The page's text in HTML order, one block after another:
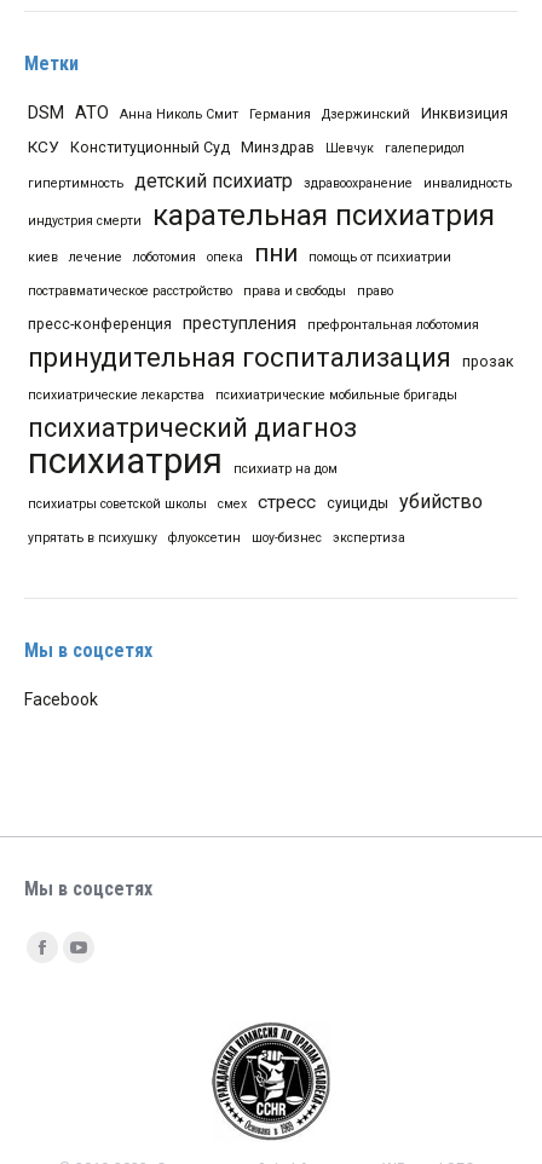
Метки
DSM АТО Анна Николь Смит Германия Дзержинский Инквизиция
КСУ Конституционный Суд Минздрав Шевчук галеперидол
гипертимность детский психиатр здравоохранение инвалидность
индустрия смерти карательная психиатрия
киев лечение лоботомия опека пни помощь от психиатрии
постравматическое расстройство права и свободы право
пресс-конференция преступления префронтальная лоботомия
принудительная госпитализация прозак
психиатрические лекарства психиатрические мобильные бригады
психиатрический диагноз
психиатрия психиатр на дом
психиатры советской школы смех стресс суициды убийство
упрятать в психушку флуоксетин шоу-бизнес экспертиза
Мы в соцсетях
Facebook
Мы в соцсетях
Найдите нас:
FacebookYouTube